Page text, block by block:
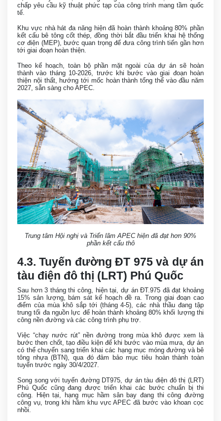
chấp yêu cầu kỹ thuật phức tạp của công trình mang tầm quốc
tế.
Khu vực nhà hát đa năng hiện đã hoàn thành khoảng 80% phần
kết cấu bê tông cốt thép, đồng thời bắt đầu triển khai hệ thống
cơ điện (MEP), bước quan trọng để đưa công trình tiến gần hơn
tới giai đoạn hoàn thiện.
Theo kế hoạch, toàn bộ phần mặt ngoài của dự án sẽ hoàn
thành vào tháng 10-2026, trước khi bước vào giai đoạn hoàn
thiện nội thất, hướng tới mốc hoàn thành tổng thể vào đầu năm
2027, sẵn sàng cho APEC.
Trung tâm Hội nghị và Triển lãm APEC hiện đã đạt hơn 90%
phần kết cấu thô
4.3. Tuyến đường ĐT 975 và dự án
tàu điện đô thị (LRT) Phú Quốc
Sau hơn 3 tháng thi công, hiện tại, dự án ĐT.975 đã đạt khoảng
15% sản lượng, bám sát kế hoạch đề ra. Trong giai đoạn cao
điểm của mùa khô sắp tới (tháng 4-5), các nhà thầu đang tập
trung tối đa nguồn lực để hoàn thành khoảng 80% khối lượng thi
công nền đường và các công trình phụ trợ.
Việc “chạy nước rút” nền đường trong mùa khô được xem là
bước then chốt, tạo điều kiện để khi bước vào mùa mưa, dự án
có thể chuyển sang triển khai các hạng mục móng đường và bê
tông nhựa (BTN), qua đó đảm bảo mục tiêu hoàn thành toàn
tuyến trước ngày 30/4/2027.
Song song với tuyến đường DT975, dự án tàu điện đô thị (LRT)
Phú Quốc cũng đang được triển khai các bước chuẩn bị thi
công. Hiện tại, hạng mục hầm sân bay đang thi công đường
công vụ, trong khi hầm khu vực APEC đã bước vào khoan cọc
nhồi.